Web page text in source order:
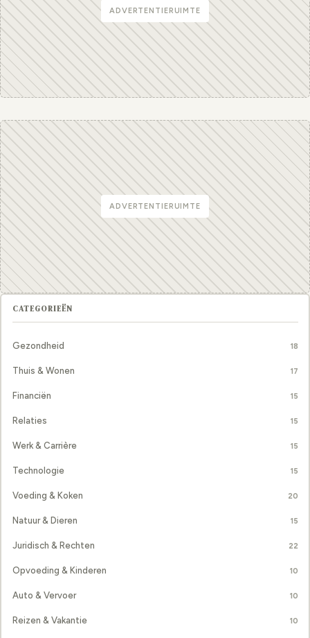
ADVERTENTIERUIMTE
ADVERTENTIERUIMTE
CATEGORIEËN
Gezondheid 18
Thuis & Wonen 17
Financiën 15
Relaties 15
Werk & Carrière 15
Technologie 15
Voeding & Koken 20
Natuur & Dieren 15
Juridisch & Rechten 22
Opvoeding & Kinderen 10
Auto & Vervoer 10
Reizen & Vakantie 10